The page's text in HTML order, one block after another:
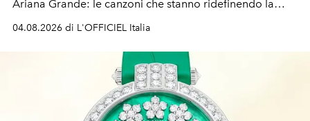
Ariana Grande: le canzoni che stanno ridefinendo la
04.08.2026 di L'OFFICIEL Italia